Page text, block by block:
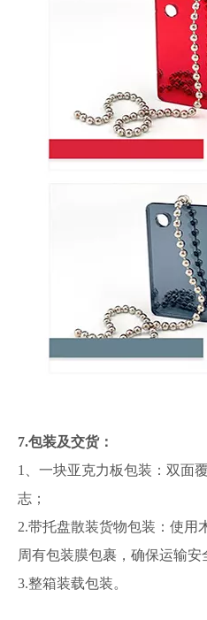
7.包装及交货：
1、一块亚克力板包装：双面
志；
2.带托盘散装货物包装：使
周有包装膜包裹，确保运输安
3.整箱装载包装。